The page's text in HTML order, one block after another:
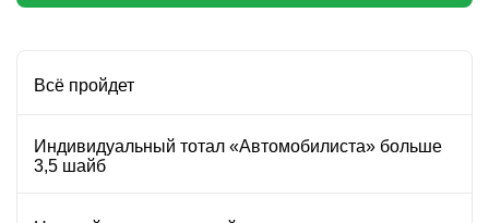
Всё пройдет
Индивидуальный тотал «Автомобилиста» больше
3,5 шайб